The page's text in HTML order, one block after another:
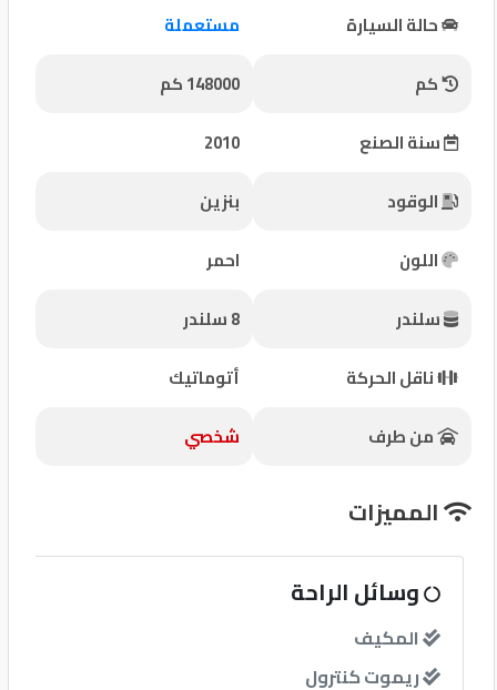
المعارض
الماركات
مطلوب
شركات
مميزة
إتصل
بنا
مزاد
كيو
نمبر
كيو
كارز
حالة السيارة
مستعملة
كم
148000 كم
سنة الصنع
2010
الوقود
بنزين
اللون
احمر
سلندر
8 سلندر
ناقل الحركة
أتوماتيك
من طرف
شخصي
المميزات
وسائل الراحة
المكيف
ريموت كنترول